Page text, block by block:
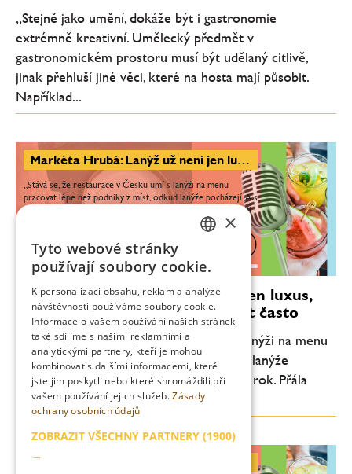
„Stejně jako umění, dokáže být i gastronomie
extrémně kreativní. Umělecký předmět v
gastronomickém prostoru musí být udělaný citlivě,
jinak přehluší jiné věci, které na hosta mají působit.
Například...
Markéta Hrubá: Lanýž už není jen luxus, krásné věci si můžeme dopřávat často
„Stává se, že restaurace v Česku umí s lanýži na menu
pracovat lépe než podniky z míst, odkud lanýže pocházejí. A s
lanýži lze pracovat po celý rok. Přála bych si ale, aby kuchaři
0:00 40:55
Markéta Hrubá: Lanýž už není jen luxus,
krásné věci si můžeme dopřávat často
„Stává se, že restaurace v Česku umí s lanýži na menu
pracovat lépe než podniky z míst, odkud lanýže
pocházejí. A s lanýži lze pracovat po celý rok. Přála
bych si ale, aby kuchaři lépe rozuměli...
ENGLISH
×
Tyto webové stránky
používají soubory cookie.
K personalizaci obsahu, reklam a analýze
návštěvnosti používáme soubory cookie.
Informace o vašem používání našich stránek
také sdílíme s našimi reklamními a
analytickými partnery, kteří je mohou
kombinovat s dalšími informacemi, které
jste jim poskytli nebo které shromáždili při
vašem používání jejich služeb.Zásady
ochrany osobních údajů
ZOBRAZIT VŠECHNY PARTNERY (1900)
→